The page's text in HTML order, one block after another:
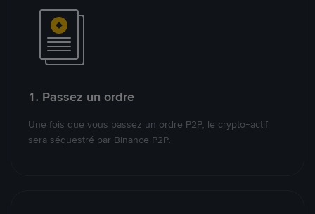
1. Passez un ordre
Une fois que vous passez un ordre P2P, le crypto-actif
sera séquestré par Binance P2P.